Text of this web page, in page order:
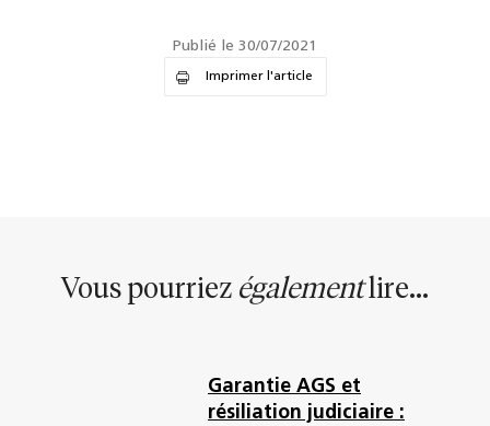
Publié le 30/07/2021
Imprimer l'article
Vous pourriez égalementlire...
Garantie AGS et
résiliation judiciaire :